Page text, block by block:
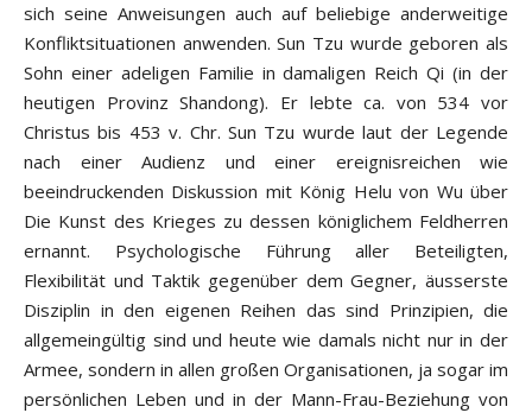
sich seine Anweisungen auch auf beliebige anderweitige
Konfliktsituationen anwenden. Sun Tzu wurde geboren als
Sohn einer adeligen Familie in damaligen Reich Qi (in der
heutigen Provinz Shandong). Er lebte ca. von 534 vor
Christus bis 453 v. Chr. Sun Tzu wurde laut der Legende
nach einer Audienz und einer ereignisreichen wie
beeindruckenden Diskussion mit König Helu von Wu über
Die Kunst des Krieges zu dessen königlichem Feldherren
ernannt. Psychologische Führung aller Beteiligten,
Flexibilität und Taktik gegenüber dem Gegner, äusserste
Disziplin in den eigenen Reihen das sind Prinzipien, die
allgemeingültig sind und heute wie damals nicht nur in der
Armee, sondern in allen großen Organisationen, ja sogar im
persönlichen Leben und in der Mann-Frau-Beziehung von